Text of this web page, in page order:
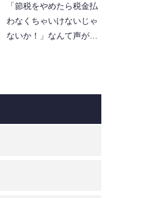
「節税をやめたら税金払
わなくちゃいけないじゃ
ないか！」なんて声が聞